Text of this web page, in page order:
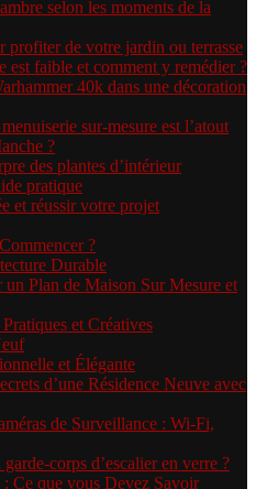
selon les moments de la
profiter de votre jardin ou terrasse
est faible et comment y remédier ?
40k dans une décoration
sur-mesure est l’atout
?
des plantes d’intérieur
pratique
et réussir votre projet
?
Durable
Plan de Maison Sur Mesure et
et Créatives
et Élégante
d’une Résidence Neuve avec
de Surveillance : Wi-Fi,
corps d’escalier en verre ?
Ce que vous Devez Savoir